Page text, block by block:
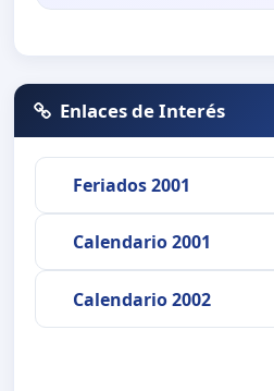
Enlaces de Interés
Feriados 2001
Calendario 2001
Calendario 2002